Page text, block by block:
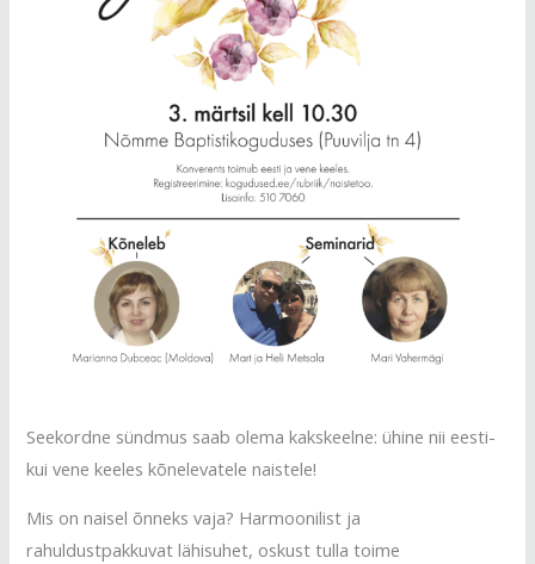
Seekordne sündmus saab olema kakskeelne: ühine nii eesti-
kui vene keeles kõnelevatele naistele!
Mis on naisel õnneks vaja? Harmoonilist ja
rahuldustpakkuvat lähisuhet, oskust tulla toime